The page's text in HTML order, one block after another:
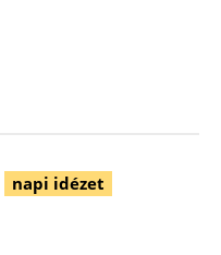
napi idézet